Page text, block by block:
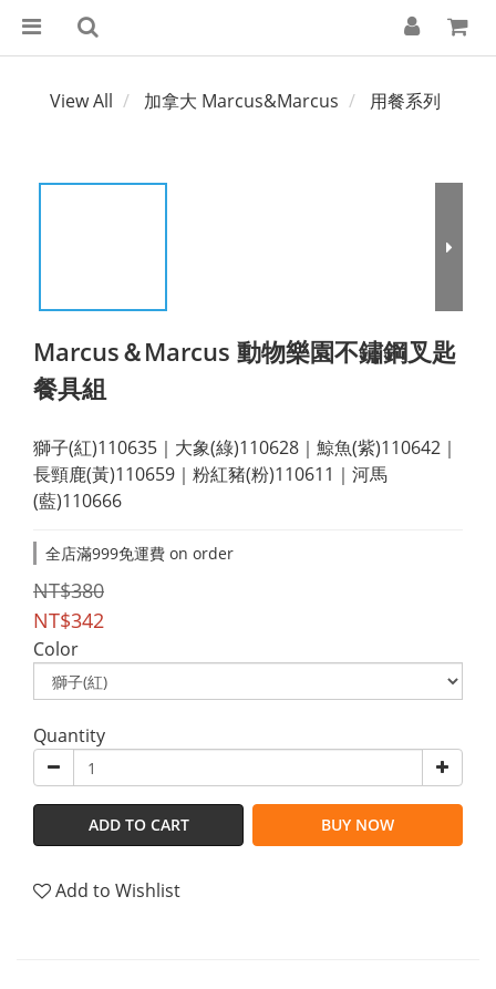
View All 加拿大 Marcus&Marcus 用餐系列
Marcus＆Marcus 動物樂園不鏽鋼叉匙
餐具組
獅子(紅)110635｜大象(綠)110628｜鯨魚(紫)110642｜
長頸鹿(黃)110659｜粉紅豬(粉)110611｜河馬
(藍)110666
全店滿999免運費 on order
NT$380
NT$342
Color
Quantity
ADD TO CART BUY NOW
Add to Wishlist